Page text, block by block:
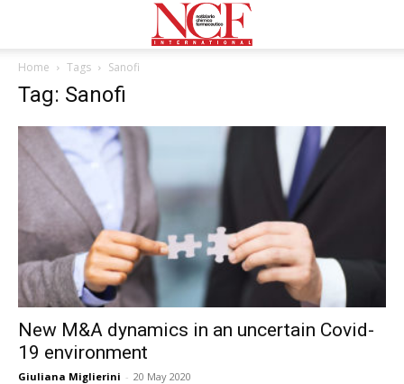
Home Tags Sanofi
Tag: Sanofi
New M&A dynamics in an uncertain Covid-
19 environment
Giuliana Miglierini - 20 May 2020